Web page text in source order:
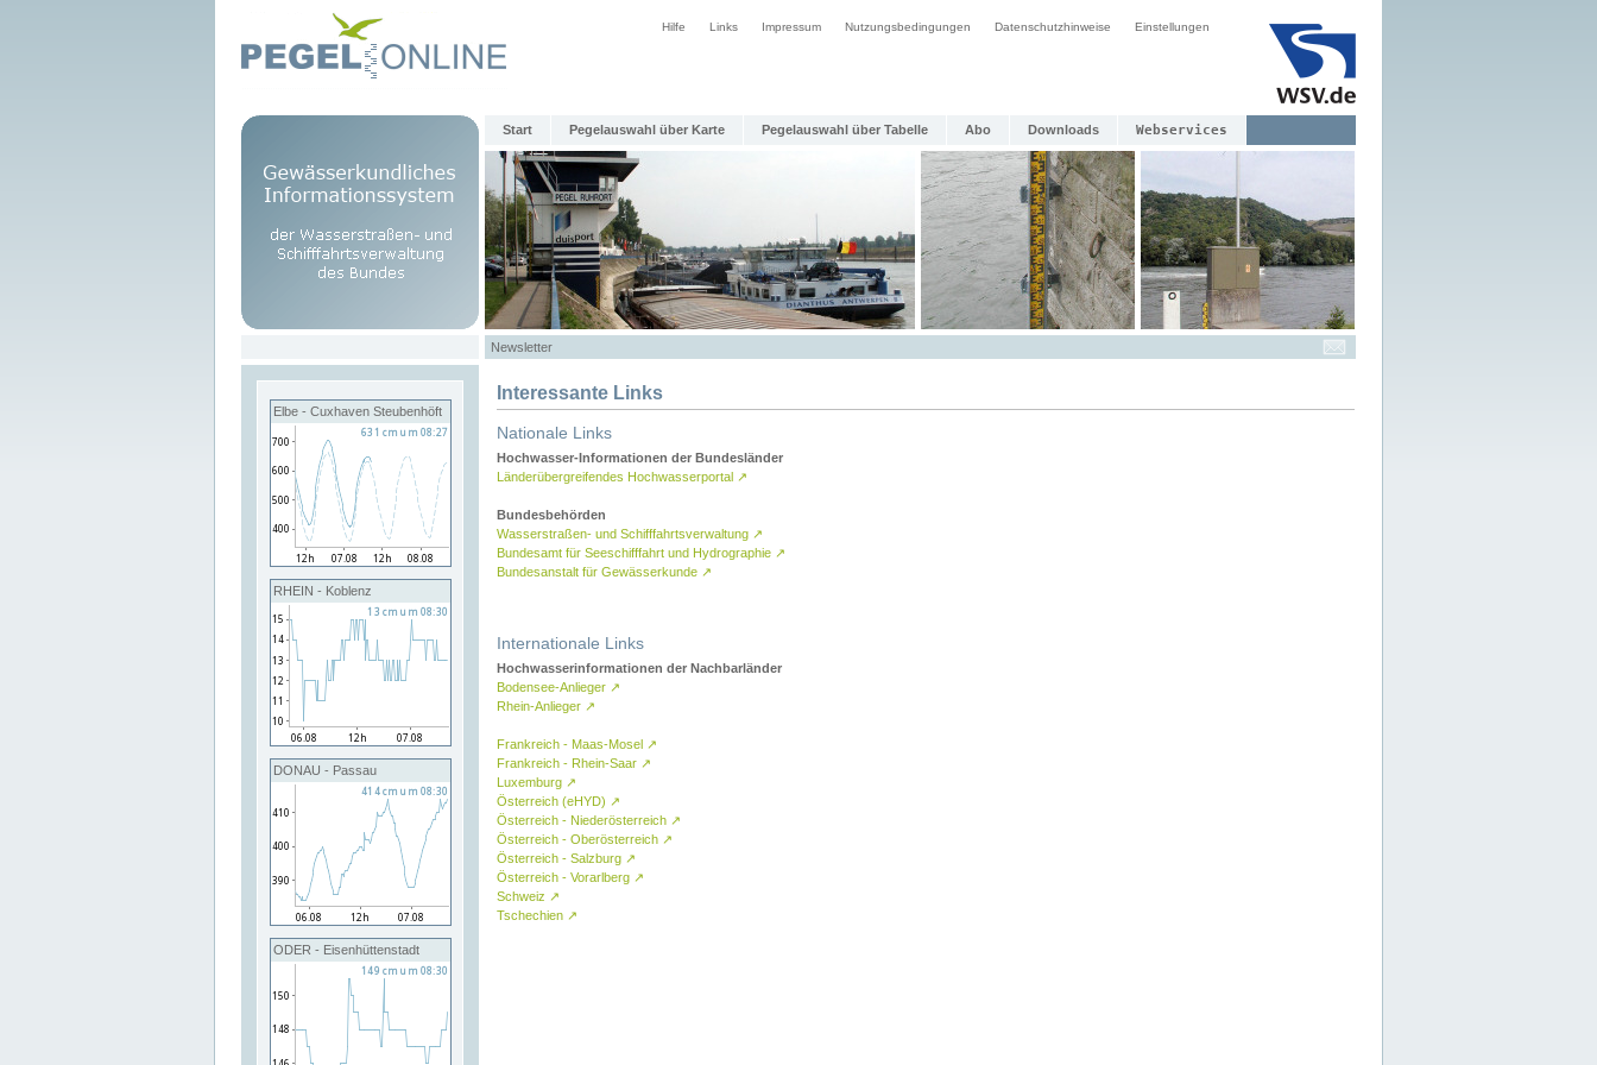
Hilfe Links Impressum Nutzungsbedingungen Datenschutzhinweise Einstellungen
Start Pegelauswahl über Karte Pegelauswahl über Tabelle Abo Downloads Webservices
Newsletter
Elbe - Cuxhaven Steubenhöft
RHEIN - Koblenz
DONAU - Passau
ODER - Eisenhüttenstadt
Interessante Links
Nationale Links
Hochwasser-Informationen der Bundesländer
Länderübergreifendes Hochwasserportal ↗
Bundesbehörden
Wasserstraßen- und Schifffahrtsverwaltung ↗
Bundesamt für Seeschifffahrt und Hydrographie ↗
Bundesanstalt für Gewässerkunde ↗
Internationale Links
Hochwasserinformationen der Nachbarländer
Bodensee-Anlieger ↗
Rhein-Anlieger ↗
Frankreich - Maas-Mosel ↗
Frankreich - Rhein-Saar ↗
Luxemburg ↗
Österreich (eHYD) ↗
Österreich - Niederösterreich ↗
Österreich - Oberösterreich ↗
Österreich - Salzburg ↗
Österreich - Vorarlberg ↗
Schweiz ↗
Tschechien ↗